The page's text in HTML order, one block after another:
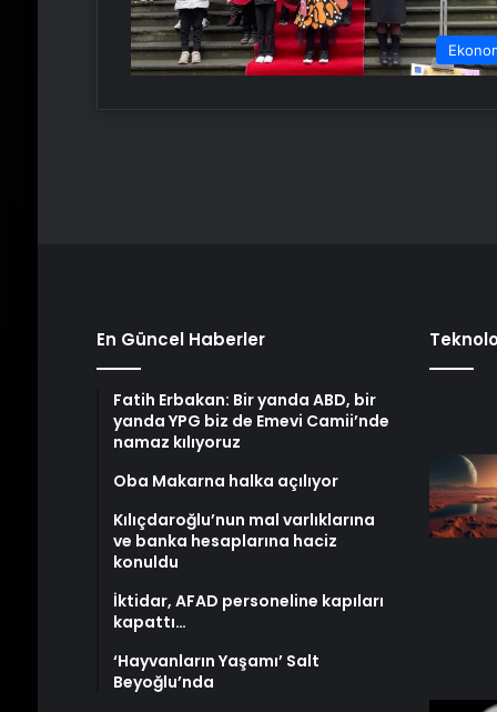
En Güncel Haberler
Fatih Erbakan: Bir yanda ABD, bir
yanda YPG biz de Emevi Camii’nde
namaz kılıyoruz
Oba Makarna halka açılıyor
Kılıçdaroğlu’nun mal varlıklarına
ve banka hesaplarına haciz
konuldu
İktidar, AFAD personeline kapıları
kapattı…
‘Hayvanların Yaşamı’ Salt
Beyoğlu’nda